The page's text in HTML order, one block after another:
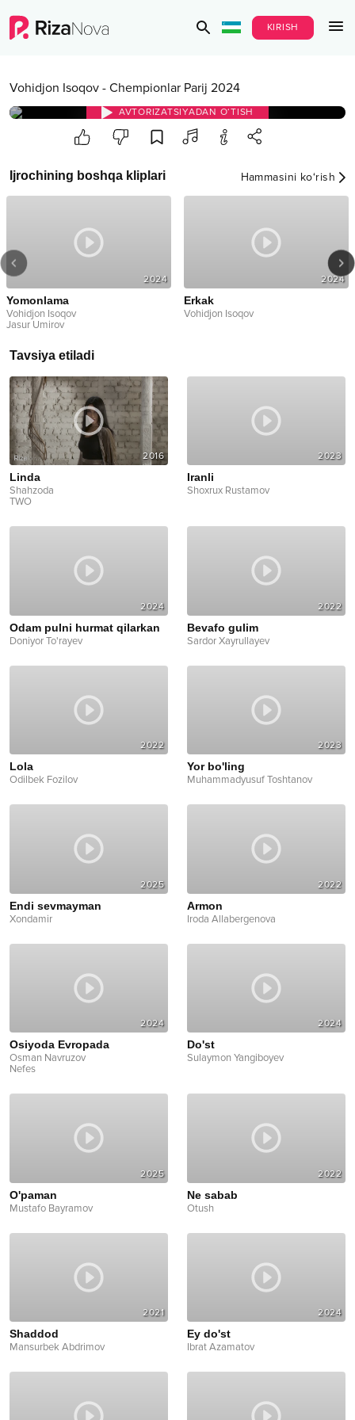
KIRISH
Vohidjon Isoqov - Chempionlar Parij 2024
AVTORIZATSIYADAN O‘TISH
Ijrochining boshqa kliplari Hammasini ko‘rish
Isoqov
Vohidjon Isoqov
Tavsiya etiladi
2016
Linda
Shahzoda
TWO
2023
Iranli
Shoxrux Rustamov
2024
Odam pulni hurmat qilarkan
Doniyor To'rayev
2022
Bevafo gulim
Sardor Xayrullayev
2022
Lola
Odilbek Fozilov
2023
Yor bo'ling
Muhammadyusuf Toshtanov
2025
Endi sevmayman
Xondamir
2022
Armon
Iroda Allabergenova
2024
Osiyoda Evropada
Osman Navruzov
Nefes
2024
Do'st
Sulaymon Yangiboyev
2025
O'paman
Mustafo Bayramov
2022
Ne sabab
Otush
2021
Shaddod
Mansurbek Abdrimov
2024
Ey do'st
Ibrat Azamatov